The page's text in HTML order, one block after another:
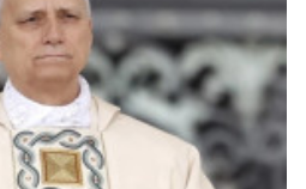
ვიდრე მე პრემიერ-
ექნება ბირთვული
ვინც გვარიგებს, ჩვენ
უსაფრთხოებისთვის
და ვიცით, როგორ
თუნდაც ჩვენი საუკეთესო
საჭიროების შემთხვევაში", -